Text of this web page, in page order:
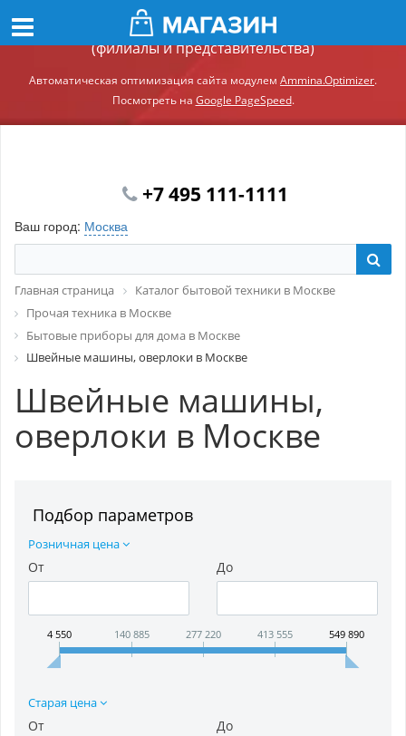
Демонстрационный сайт модуля Ammina.Регионы
(филиалы и представительства)
Автоматическая оптимизация сайта модулем Ammina.Optimizer.
Посмотреть на Google PageSpeed.
+7 495 111-1111
Ваш город: Москва
Главная страница
Каталог бытовой техники в Москве
Прочая техника в Москве
Бытовые приборы для дома в Москве
Швейные машины, оверлоки в Москве
Швейные машины,
оверлоки в Москве
Подбор параметров
Розничная цена
От До
4 550 140 885 277 220 413 555 549 890
Старая цена
От До